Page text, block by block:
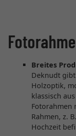
Breites
Deknudt
Holzoptik,
klassisch
Fotorahmen
Rahmen, z.
Hochzeit